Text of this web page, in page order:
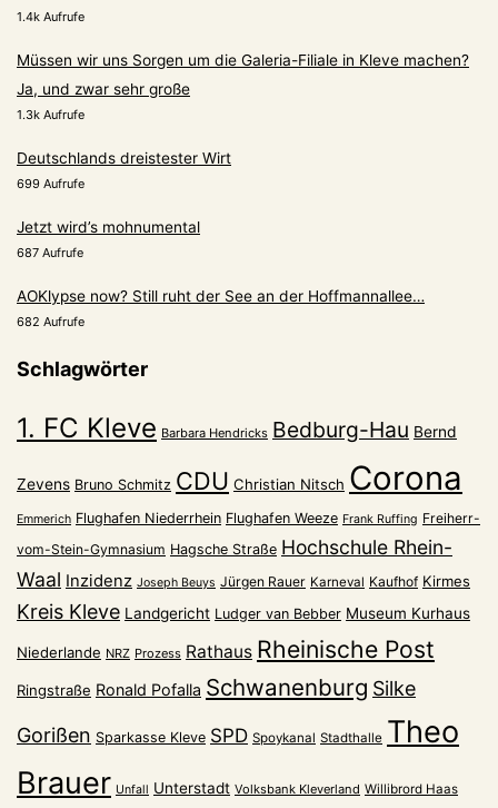
1.4k Aufrufe
Müssen wir uns Sorgen um die Galeria-Filiale in Kleve machen?
Ja, und zwar sehr große
1.3k Aufrufe
Deutschlands dreistester Wirt
699 Aufrufe
Jetzt wird’s mohnumental
687 Aufrufe
AOKlypse now? Still ruht der See an der Hoffmannallee…
682 Aufrufe
Schlagwörter
1. FC Kleve Barbara Hendricks Bedburg-Hau Bernd
Zevens Bruno Schmitz CDU Christian Nitsch Corona
Emmerich Flughafen Niederrhein Flughafen Weeze Frank Ruffing Freiherr-
vom-Stein-Gymnasium Hagsche Straße Hochschule Rhein-
Waal Inzidenz Joseph Beuys Jürgen Rauer Karneval Kaufhof Kirmes
Kreis Kleve Landgericht Ludger van Bebber Museum Kurhaus
Niederlande NRZ Prozess Rathaus Rheinische Post
Ringstraße Ronald Pofalla Schwanenburg Silke
Gorißen Sparkasse Kleve SPD Spoykanal Stadthalle Theo
Brauer Unfall Unterstadt Volksbank Kleverland Willibrord Haas